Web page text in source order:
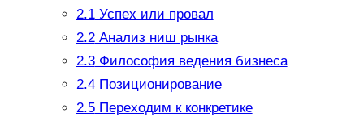
2.1Успех или провал
2.2Анализ ниш рынка
2.3Философия ведения бизнеса
2.4Позиционирование
2.5Переходим к конкретике